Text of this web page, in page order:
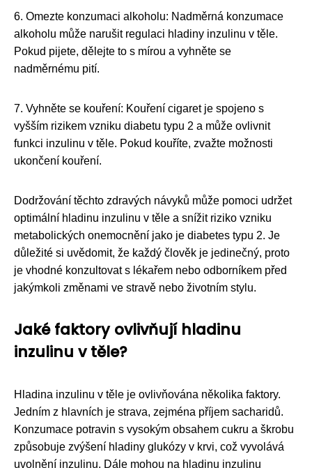
6. Omezte konzumaci alkoholu: Nadměrná konzumace
alkoholu může narušit regulaci hladiny inzulinu v těle.
Pokud pijete, dělejte to s mírou a vyhněte se
nadměrnému pití.
7. Vyhněte se kouření: Kouření cigaret je spojeno s
vyšším rizikem vzniku diabetu typu 2 a může ovlivnit
funkci inzulinu v těle. Pokud kouříte, zvažte možnosti
ukončení kouření.
Dodržování těchto zdravých návyků může pomoci udržet
optimální hladinu inzulinu v těle a snížit riziko vzniku
metabolických onemocnění jako je diabetes typu 2. Je
důležité si uvědomit, že každý člověk je jedinečný, proto
je vhodné konzultovat s lékařem nebo odborníkem před
jakýmkoli změnami ve stravě nebo životním stylu.
Jaké faktory ovlivňují hladinu
inzulinu v těle?
Hladina inzulinu v těle je ovlivňována několika faktory.
Jedním z hlavních je strava, zejména příjem sacharidů.
Konzumace potravin s vysokým obsahem cukru a škrobu
způsobuje zvýšení hladiny glukózy v krvi, což vyvolává
uvolnění inzulinu. Dále mohou na hladinu inzulinu